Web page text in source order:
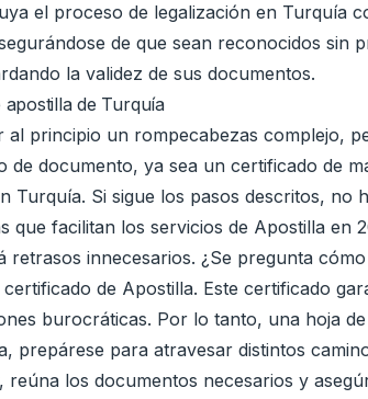
el proceso de legalización en Turquía
de que sean reconocidos sin
la validez de sus documentos.
de Turquía
principio un rompecabezas complejo,
documento, ya sea un certificado de
Si sigue los pasos descritos, no
que facilitan los servicios de Apostilla en
innecesarios. ¿Se pregunta
de Apostilla. Este certificado
burocráticas. Por lo tanto, una hoja
prepárese para atravesar distintos
los documentos necesarios y